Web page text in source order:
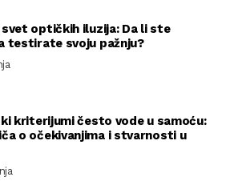
optičkih iluzija: Da li ste
testirate svoju pažnju?
kriterijumi često vode u samoću:
o očekivanjima i stvarnosti u